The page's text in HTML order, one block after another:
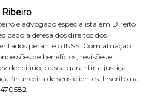
é advogado especialista em Direito
à defesa dos direitos dos
perante o INSS. Com atuação
de benefícios, revisões e
busca garantir a justiça
financeira de seus clientes. Inscrito na
470582